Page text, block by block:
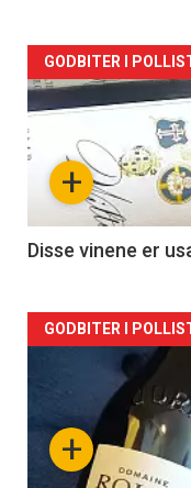
Forsiden
akkurat
nå
2
+
GODBITER I
Disse vinene er
Forsiden
akkurat
nå+
GODBITER I